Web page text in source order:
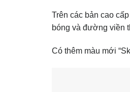
Trên các bản cao
bóng và đường viền
Có thêm màu mới